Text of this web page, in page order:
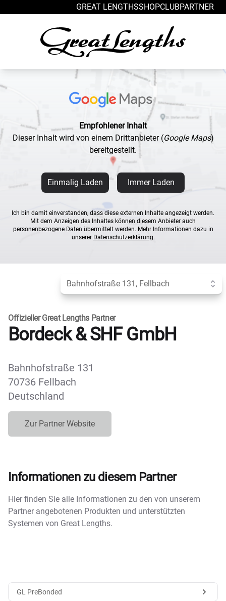
GREAT LENGTHSSHOPCLUBPARTNER
Empfohlener Inhalt
Dieser Inhalt wird von einem Drittanbieter (Google Maps)
bereitgestellt.
Einmalig Laden Immer Laden
Ich bin damit einverstanden, dass diese externen Inhalte angezeigt werden.
Mit dem Anzeigen des Inhaltes können diesem Anbieter auch
personenbezogene Daten übermittelt werden. Mehr Informationen dazu in
unserer Datenschutzerklärung.
Anderen Standort wählen:
Bahnhofstraße 131, Fellbach
Offizieller Great Lengths Partner
Bordeck & SHF GmbH
Bahnhofstraße 131
70736 Fellbach
Deutschland
Zur Partner Website
Informationen zu diesem Partner
Hier finden Sie alle Informationen zu den von unserem
Partner angebotenen Produkten und unterstützten
Systemen von Great Lengths.
GL PreBonded